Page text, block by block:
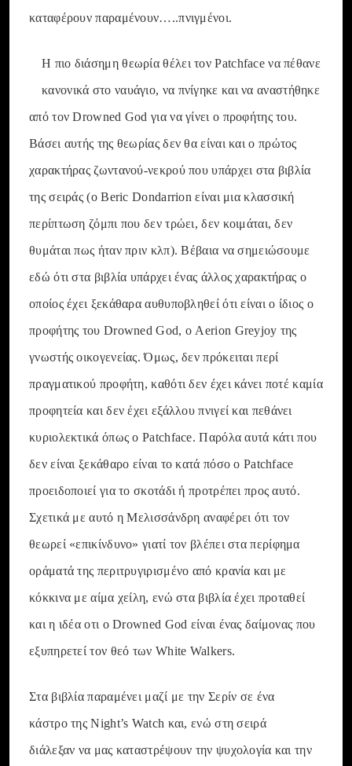
καταφέρουν παραμένουν…..πνιγμένοι.
Η πιο διάσημη θεωρία θέλει τον Patchface να πέθανε
κανονικά στο ναυάγιο, να πνίγηκε και να αναστήθηκε
από τον Drowned God για να γίνει ο προφήτης του.
Βάσει αυτής της θεωρίας δεν θα είναι και ο πρώτος
χαρακτήρας ζωντανού-νεκρού που υπάρχει στα βιβλία
της σειράς (o Beric Dondarrion είναι μια κλασσική
περίπτωση ζόμπι που δεν τρώει, δεν κοιμάται, δεν
θυμάται πως ήταν πριν κλπ). Βέβαια να σημειώσουμε
εδώ ότι στα βιβλία υπάρχει ένας άλλος χαρακτήρας ο
οποίος έχει ξεκάθαρα αυθυποβληθεί ότι είναι ο ίδιος ο
προφήτης του Drowned God, ο Aerion Greyjoy της
γνωστής οικογενείας. Όμως, δεν πρόκειται περί
πραγματικού προφήτη, καθότι δεν έχει κάνει ποτέ καμία
προφητεία και δεν έχει εξάλλου πνιγεί και πεθάνει
κυριολεκτικά όπως ο Patchface. Παρόλα αυτά κάτι που
δεν είναι ξεκάθαρο είναι το κατά πόσο ο Patchface
προειδοποιεί για το σκοτάδι ή προτρέπει προς αυτό.
Σχετικά με αυτό η Μελισσάνδρη αναφέρει ότι τον
θεωρεί «επικίνδυνο» γιατί τον βλέπει στα περίφημα
οράματά της περιτρυγιρισμένο από κρανία και με
κόκκινα με αίμα χείλη, ενώ στα βιβλία έχει προταθεί
και η ιδέα οτι ο Drowned God είναι ένας δαίμονας που
εξυπηρετεί τον θεό των White Walkers.
Στα βιβλία παραμένει μαζί με την Σερίν σε ένα
κάστρο της Night’s Watch και, ενώ στη σειρά
διάλεξαν να μας καταστρέψουν την ψυχολογία και την